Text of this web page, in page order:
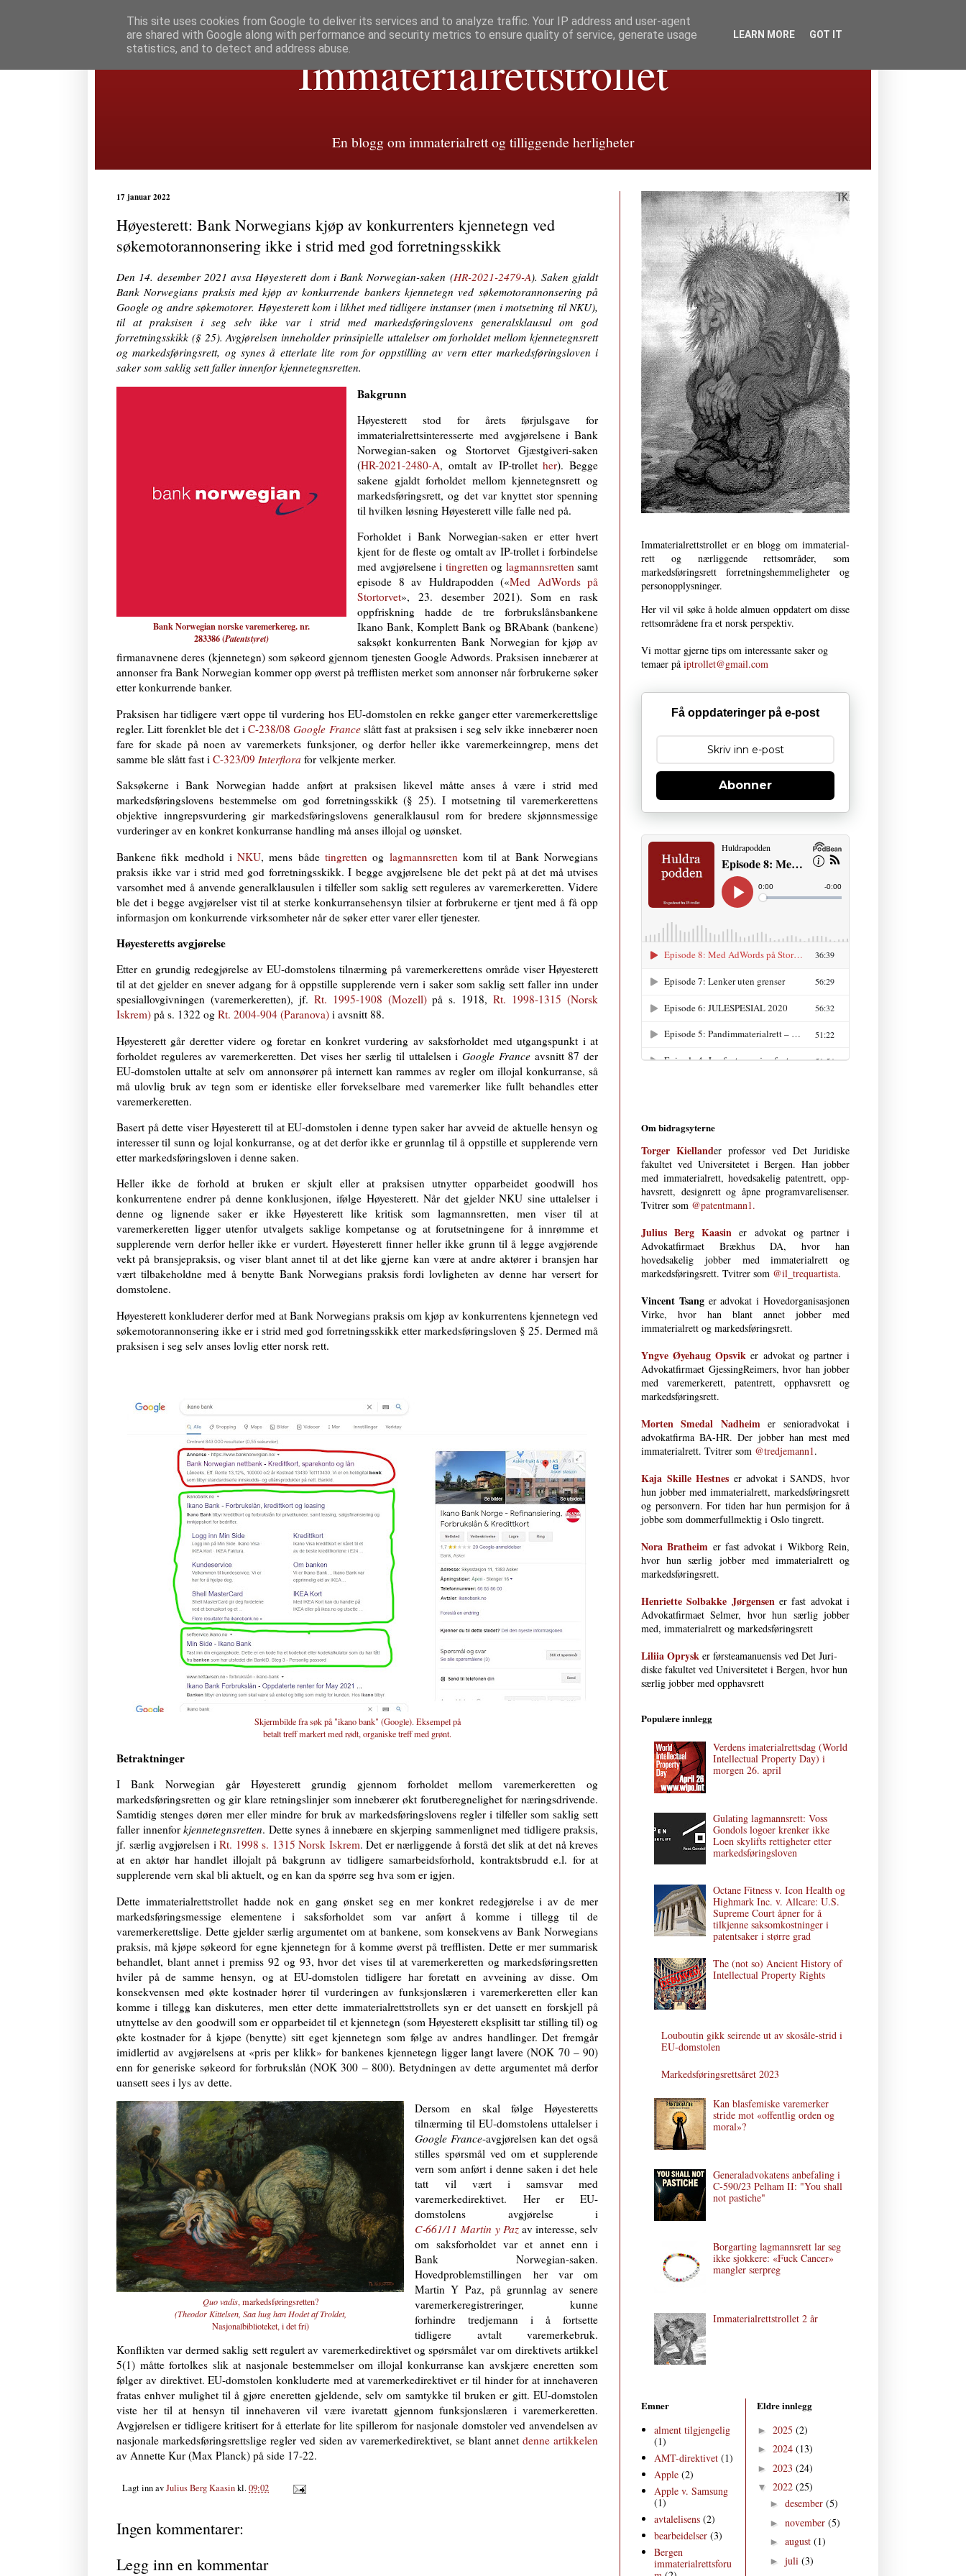
Immaterialretts­trollet
En blogg om immaterialrett og tilliggende herligheter
17 januar 2022
Høyesterett: Bank Norwegians kjøp av konkurrenters kjennetegn ved
søkemotorannonsering ikke i strid med god forretningsskikk
Den 14. desember 2021 avsa Høyesterett dom i Bank Norwegian-saken (HR-2021-2479-A). Saken gjaldt
Bank Norwegians praksis med kjøp av konkurrende bankers kjennetegn ved søkemotorannonsering på
Google og andre søkemotorer. Høyesterett kom i likhet med tidligere instanser (men i motsetning til NKU),
til at praksisen i seg selv ikke var i strid med markedsføringslovens generalsklausul om god
forretningsskikk (§ 25). Avgjørelsen inneholder prinsipielle uttalelser om forholdet mellom kjennetegnsrett
og markedsføringsrett, og synes å etterlate lite rom for oppstilling av vern etter markedsføringsloven i
saker som saklig sett faller innenfor kjennetegnsretten.
Bank Norwegian norske varemerkereg. nr.
283386 (Patentstyret)
Bakgrunn
Høyesterett stod for årets førjulsgave for
immaterialrettsinteresserte med avgjørelsene i Bank
Norwegian-saken og Stortorvet Gjæstgiveri-saken
(HR-2021-2480-A, omtalt av IP-trollether). Begge
sakene gjaldt forholdet mellom kjennetegnsrett og
markedsføringsrett, og det var knyttet stor spenning
til hvilken løsning Høyesterett ville falle ned på.
Forholdet i Bank Norwegian-saken er etter hvert
kjent for de fleste og omtalt av IP-trollet i forbindelse
med avgjørelsene i tingrettenog lagmannsrettensamt
episode 8 av Huldrapodden («Med AdWords på
Stortorvet», 23. desember 2021). Som en rask
oppfriskning hadde de tre forbrukslånsbankene
Ikano Bank, Komplett Bank og BRAbank (bankene)
saksøkt konkurrenten Bank Norwegian for kjøp av
firmanavnene deres (kjennetegn) som søkeord gjennom tjenesten Google Adwords. Praksisen innebærer at
annonser fra Bank Norwegian kommer opp øverst på trefflisten merket som annonser når forbrukerne søker
etter konkurrende banker.
Praksisen har tidligere vært oppe til vurdering hos EU-domstolen en rekke ganger etter varemerkerettslige
regler. Litt forenklet ble det i C-238/08Google Franceslått fast at praksisen i seg selv ikke innebærer noen
fare for skade på noen av varemerkets funksjoner, og derfor heller ikke varemerkeinngrep, mens det
samme ble slått fast i C-323/09 Interflora for velkjente merker.
Saksøkerne i Bank Norwegian hadde anført at praksisen likevel måtte anses å være i strid med
markedsføringslovens bestemmelse om god forretningsskikk (§ 25). I motsetning til varemerkerettens
objektive inngrepsvurdering gir markedsføringslovens generalklausul rom for bredere skjønnsmessige
vurderinger av en konkret konkurranse handling må anses illojal og uønsket.
Bankene fikk medhold iNKU, mens bådetingretten og lagmannsretten kom til at Bank Norwegians
praksis ikke var i strid med god forretningsskikk. I begge avgjørelsene ble det pekt på at det må utvises
varsomhet med å anvende generalklausulen i tilfeller som saklig sett reguleres av varemerkeretten. Videre
ble det i begge avgjørelser vist til at sterke konkurransehensyn tilsier at forbrukerne er tjent med å få opp
informasjon om konkurrende virksomheter når de søker etter varer eller tjenester.
Høyesteretts avgjørelse
Etter en grundig redegjørelse av EU-domstolens tilnærming på varemerkerettens område viser Høyesterett
til at det gjelder en snever adgang for å oppstille supplerende vern i saker som saklig sett faller inn under
spesiallovgivningen (varemerkeretten), jf. Rt. 1995-1908 (Mozell)på s. 1918,Rt. 1998-1315 (Norsk
Iskrem) på s. 1322 og Rt. 2004-904 (Paranova) i avsnitt 88.
Høyesterett går deretter videre og foretar en konkret vurdering av saksforholdet med utgangspunkt i at
forholdet reguleres av varemerkeretten. Det vises her særlig til uttalelsen iGoogle Franceavsnitt 87 der
EU-domstolen uttalte at selv om annonsører på internett kan rammes av regler om illojal konkurranse, så
må ulovlig bruk av tegn som er identiske eller forvekselbare med varemerker like fullt behandles etter
varemerkeretten.
Basert på dette viser Høyesterett til at EU-domstolen i denne typen saker har avveid de aktuelle hensyn og
interesser til sunn og lojal konkurranse, og at det derfor ikke er grunnlag til å oppstille et supplerende vern
etter markedsføringsloven i denne saken.
Heller ikke de forhold at bruken er skjult eller at praksisen utnytter opparbeidet goodwill hos
konkurrentene endrer på denne konklusjonen, ifølge Høyesterett. Når det gjelder NKU sine uttalelser i
denne og lignende saker er ikke Høyesterett like kritisk som lagmannsretten, men viser til at
varemerkeretten ligger utenfor utvalgets saklige kompetanse og at forutsetningene for å innrømme et
supplerende vern derfor heller ikke er vurdert. Høyesterett finner heller ikke grunn til å legge avgjørende
vekt på bransjepraksis, og viser blant annet til at det like gjerne kan være at andre aktører i bransjen har
vært tilbakeholdne med å benytte Bank Norwegians praksis fordi lovligheten av denne har versert for
domstolene.
Høyesterett konkluderer derfor med at Bank Norwegians praksis om kjøp av konkurrentens kjennetegn ved
søkemotorannonsering ikke er i strid med god forretningsskikk etter markedsføringsloven § 25. Dermed må
praksisen i seg selv anses lovlig etter norsk rett.
Skjermbilde fra søk på "ikano bank" (Google). Eksempel på
betalt treff markert med rødt, organiske treff med grønt.
Betraktninger
I Bank Norwegian går Høyesterett grundig gjennom forholdet mellom varemerkeretten og
markedsføringsretten og gir klare retningslinjer som innebærer økt forutberegnelighet for næringsdrivende.
Samtidig stenges døren mer eller mindre for bruk av markedsføringslovens regler i tilfeller som saklig sett
faller innenfor kjennetegnsretten. Dette synes å innebære en skjerping sammenlignet med tidligere praksis,
jf. særlig avgjørelsen i Rt. 1998 s. 1315 Norsk Iskrem. Det er nærliggende å forstå det slik at det nå kreves
at en aktør har handlet illojalt på bakgrunn av tidligere samarbeidsforhold, kontraktsbrudd e.l. for at
supplerende vern skal bli aktuelt, og en kan da spørre seg hva som er igjen.
Dette immaterialrettstrollet hadde nok en gang ønsket seg en mer konkret redegjørelse i av de mer
markedsføringsmessige elementene i saksforholdet som var anført å komme i tillegg til de
varemerkerettslige. Dette gjelder særlig argumentet om at bankene, som konsekvens av Bank Norwegians
praksis, må kjøpe søkeord for egne kjennetegn for å komme øverst på trefflisten. Dette er mer summarisk
behandlet, blant annet i premiss 92 og 93, hvor det vises til at varemerkeretten og markedsføringsretten
hviler på de samme hensyn, og at EU-domstolen tidligere har foretatt en avveining av disse. Om
konsekvensen med økte kostnader hører til vurderingen av funksjonslæren i varemerkeretten eller kan
komme i tillegg kan diskuteres, men etter dette immaterialrettstrollets syn er det uansett en forskjell på
utnyttelse av den goodwill som er opparbeidet til et kjennetegn (som Høyesterett eksplisitt tar stilling til) og
økte kostnader for å kjøpe (benytte) sitt eget kjennetegn som følge av andres handlinger. Det fremgår
imidlertid av avgjørelsens at «pris per klikk» for bankenes kjennetegn ligger langt lavere (NOK 70 – 90)
enn for generiske søkeord for forbrukslån (NOK 300 – 800). Betydningen av dette argumentet må derfor
uansett sees i lys av dette.
Quo vadis, markedsføringsretten?
(Theodor Kittelsen, Saa hug han Hodet af Troldet,
Nasjonalbiblioteket, i det fri)
Dersom en skal følge Høyesteretts
tilnærming til EU-domstolens uttalelser i
Google France-avgjørelsen kan det også
stilles spørsmål ved om et supplerende
vern som anført i denne saken i det hele
tatt vil vært i samsvar med
varemerkedirektivet. Her er EU-
domstolens avgjørelse i
C‑661/11 Martin y Paz av interesse, selv
om saksforholdet var et annet enn i
Bank Norwegian-saken.
Hovedproblemstillingen her var om
Martin Y Paz, på grunnlag av senere
varemerkeregistreringer, kunne
forhindre tredjemann i å fortsette
tidligere avtalt varemerkebruk.
Konflikten var dermed saklig sett regulert av varemerkedirektivet og spørsmålet var om direktivets artikkel
5(1) måtte fortolkes slik at nasjonale bestemmelser om illojal konkurranse kan avskjære eneretten som
følger av direktivet. EU-domstolen konkluderte med at varemerkedirektivet er til hinder for at innehaveren
fratas enhver mulighet til å gjøre eneretten gjeldende, selv om samtykke til bruken er gitt. EU-domstolen
viste her til at hensyn til innehaveren vil være ivaretatt gjennom funksjonslæren i varemerkeretten.
Avgjørelsen er tidligere kritisert for å etterlate for lite spillerom for nasjonale domstoler ved anvendelsen av
nasjonale markedsføringsrettslige regler ved siden av varemerkedirektivet, se blant annetdenne artikkelen
av Annette Kur (Max Planck) på side 17-22.
Lagt inn avJulius Berg Kaasinkl.09:02
Ingen kommentarer:
Legg inn en kommentar
Immaterialrettstrollet er en blogg om immaterial­
rett og nærliggende retts­områder, som
markedsføringsrett forret­nings­­hemmeligheter og
person­opplysninger.
Her vil vil søke å holde almuen oppdatert om disse
rettsområdene fra et norsk perspektiv.
Vi mottar gjerne tips om interessante saker og
temaer på iptrollet@gmail.com
Få oppdateringer på e-post
Abonner
Om bidragsyterne
Torger Kiellander professor ved Det Juri­diske
fakultet ved Uni­versi­tetet i Bergen. Han jobber
med immateria­l­rett, hoved­­sakelig patent­­rett, opp­
havs­­­rett, design­rett og åpne program­vare­lisenser.
Tvitrer som @patentmann1.
Julius Berg Kaasin er advokat og partner i
Advokatfirmaet Brækhus DA, hvor han
hovedsakelig jobber med immaterial­rett og
markedsføringsrett. Tvitrer som @il_trequartista.
Vincent Tsanger advokat i Hovedorganisasjonen
Virke, hvor han blant annet jobber med
immaterialrett og markedsføringsrett.
Yngve Øyehaug Opsvik er advokat og partner i
Advokatfirmaet GjessingReimers, hvor han jobber
med varemerkerett, patentrett, opphavsrett og
markedsføringsrett.
Morten Smedal Nad­heim er senioradvokat i
advokatfirma BA-HR. Der jobber han mest med
immaterialrett. Tvitrer som @tredjemann1.
Kaja Skille Hestnes er advokat i SANDS, hvor
hun jobber med immaterial­rett, markeds­førings­rett
og person­vern. For tiden har hun permisjon for å
jobbe som dommerfullmektig i Oslo tingrett.
Nora Bratheim er fast advokat i Wikborg Rein,
hvor hun særlig jobber med immaterialrett og
markedsføringsrett.
Henriette Solbakke Jørgensen er fast advokat i
Advokat­firmaet Selmer, hvor hun særlig jobber
med, immaterial­rett og markedsføringsrett
Liliia Oprysk er førsteamanuensis ved Det Juri­
diske fakultet ved Uni­versi­tetet i Bergen, hvor hun
særlig jobber med opphavsrett
Populære innlegg
Verdens imaterialrettsdag (World
Intellectual Property Day) i
morgen 26. april
Gulating lagmannsrett: Voss
Gondols logoer krenker ikke
Loen skylifts rettigheter etter
markedsføringsloven
Octane Fitness v. Icon Health og
Highmark Inc. v. Allcare: U.S.
Supreme Court åpner for å
tilkjenne saksomkostninger i
patentsaker i større grad
The (not so) Ancient History of
Intellectual Property Rights
Louboutin gikk seirende ut av skosåle-strid i
EU-domstolen
Markedsføringsrettsåret 2023
Kan blasfemiske varemerker
stride mot «offentlig orden og
moral»?
Generaladvokatens anbefaling i
C‑590/23 Pelham II: "You shall
not pastiche"
Borgarting lagmannsrett lar seg
ikke sjokkere: «Fuck Cancer»
mangler særpreg
Immaterialrettstrollet 2 år
Emner
alment tilgjengelig
(1)
AMT-direktivet (1)
Apple (2)
Apple v. Samsung
(1)
avtalelisens (2)
bearbeidelser (3)
Bergen
immaterialrettsforu
Eldre innlegg
► 2025 (2)
► 2024 (13)
► 2023 (24)
▼ 2022 (25)
► desember (5)
► november (5)
► august (1)
► juli (3)
This site uses cookies from Google to deliver its services and to analyze traffic. Your IP address and user-agent
are shared with Google along with performance and security metrics to ensure quality of service, generate usage
statistics, and to detect and address abuse.
LEARN MORE GOT IT